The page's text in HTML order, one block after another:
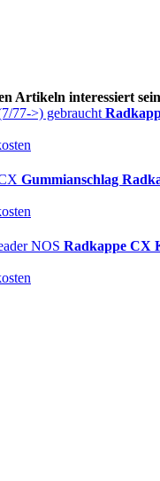
Artikeln interessiert sein
Gummianschlag
Radkappe CX